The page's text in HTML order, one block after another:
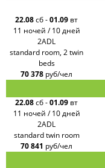
Alean
Sunmar
PlanTravel
FUN&SUN
ex TUI
Крымская
Волна
LOTI
Express
Интурист
Travelata
22.08сб-01.09 вт
11 ночей / 10 дней
2ADL
standard room, 2 twin
beds
70 378 руб/чел
22.08сб-01.09 вт
11 ночей / 10 дней
2ADL
standard twin room
70 841 руб/чел